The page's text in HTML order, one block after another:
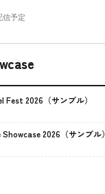
予定
Fest 2026（サンプル）
2026（サンプル）